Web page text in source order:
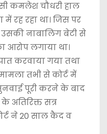
कमलेश चौधरी हाल
रह रहा था। जिस पर
नाबालिग बेटी से
आरोप लगाया था।
करवाया गया तथा
तभी से कोर्ट में
पूरी करने के बाद
अतिरिक्त सत्र
ने 20 साल कैद व